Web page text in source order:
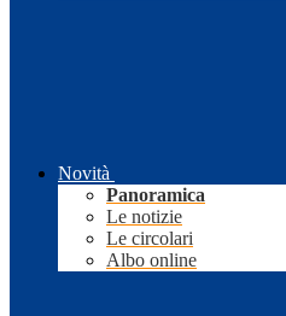
Novità
Panoramica
Le notizie
Le circolari
Albo online